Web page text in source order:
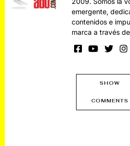
emergente,
contenidos e
marca a través
SHOW
COMMENTS